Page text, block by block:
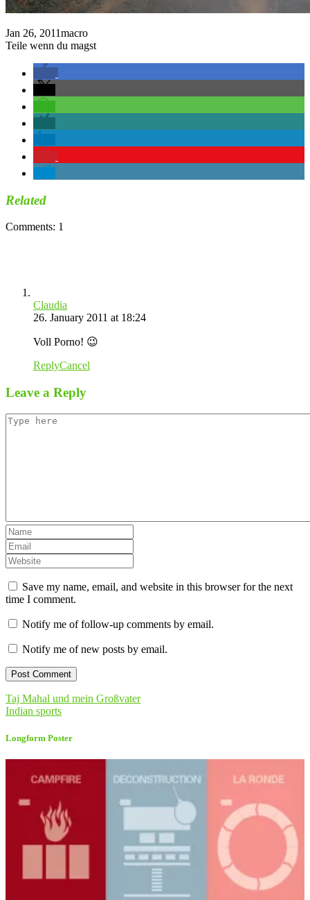
Jan 26, 2011macro
Teile wenn du magst
Related
Comments: 1
Claudia
26. January 2011 at 18:24
Voll Porno! 😉
ReplyCancel
Leave a Reply
Save my name, email, and website in this browser for the next
time I comment.
Notify me of follow-up comments by email.
Notify me of new posts by email.
Taj Mahal und mein Großvater
Indian sports
Longform Poster